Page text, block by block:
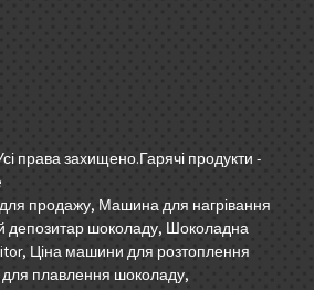
права захищено.Гарячі продукти -
продажу, Машина для нагрівання
депозитар шоколаду, Шоколадна
, Ціна машини для розтоплення
плавлення шоколаду,